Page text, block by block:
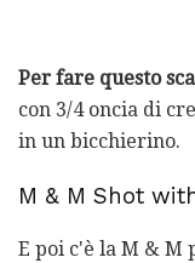
Per fare questo
con 3/4 oncia di
in un bicchierino.
M & M Shot
E poi c'è la M &